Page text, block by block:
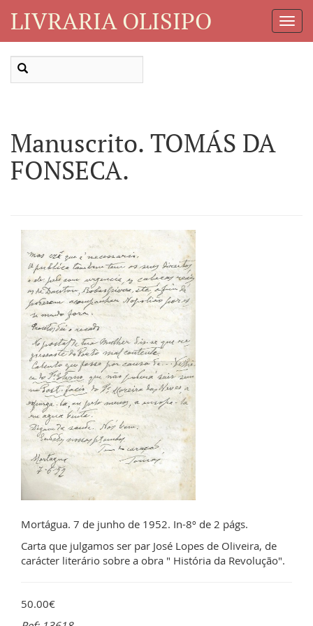
LIVRARIA OLISIPO
Manuscrito. TOMÁS DA
FONSECA.
Mortágua. 7 de junho de 1952. In-8º de 2 págs.
Carta que julgamos ser par José Lopes de Oliveira, de
carácter literário sobre a obra " História da Revolução".
50.00€